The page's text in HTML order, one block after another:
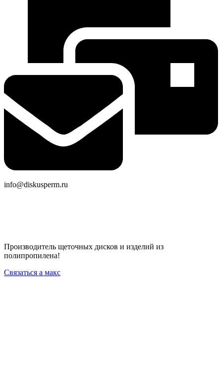
info@diskusperm.ru
Производитель щеточных дисков и изделий из
полипропилена!
Связаться а макс